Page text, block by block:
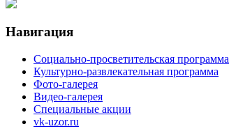
Навигация
Социально-просветительская программа
Культурно-развлекательная программа
Фото-галерея
Видео-галерея
Специальные акции
vk-uzor.ru